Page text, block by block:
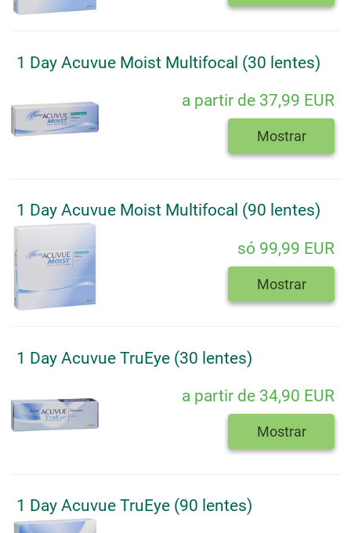
1 Day Acuvue Moist Multifocal (30 lentes)
a partir de 37,99 EUR
Mostrar
1 Day Acuvue Moist Multifocal (90 lentes)
só 99,99 EUR
Mostrar
1 Day Acuvue TruEye (30 lentes)
a partir de 34,90 EUR
Mostrar
1 Day Acuvue TruEye (90 lentes)